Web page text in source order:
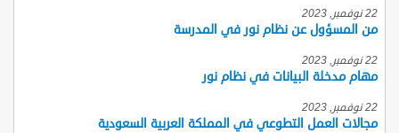
22 نوفمبر, 2023
من المسؤول عن نظام نور في المدرسة
22 نوفمبر, 2023
مهام مدخلة البيانات في نظام نور
22 نوفمبر, 2023
مجالات العمل التطوعي في المملكة العربية السعودية